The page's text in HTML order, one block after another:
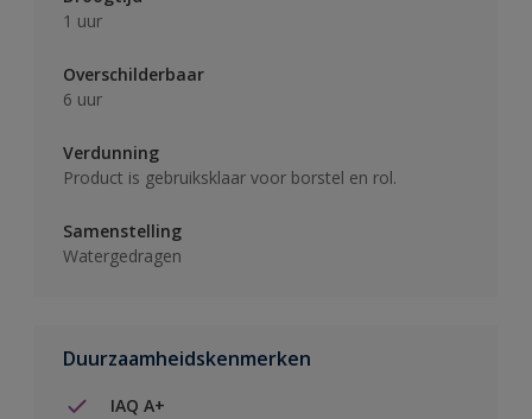
1 uur
Overschilderbaar
6 uur
Verdunning
Product is gebruiksklaar voor borstel en rol.
Samenstelling
Watergedragen
Duurzaamheidskenmerken
IAQ A+